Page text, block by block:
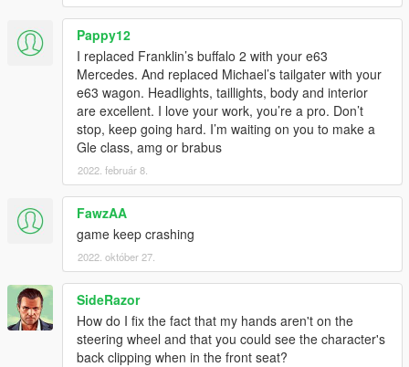
Pappy12
I replaced Franklin’s buffalo 2 with your e63
Mercedes. And replaced Michael’s tailgater with your
e63 wagon. Headlights, taillights, body and interior
are excellent. I love your work, you’re a pro. Don’t
stop, keep going hard. I’m waiting on you to make a
Gle class, amg or brabus
2022. február 8.
FawzAA
game keep crashing
2022. október 27.
SideRazor
How do I fix the fact that my hands aren't on the
steering wheel and that you could see the character's
back clipping when in the front seat?